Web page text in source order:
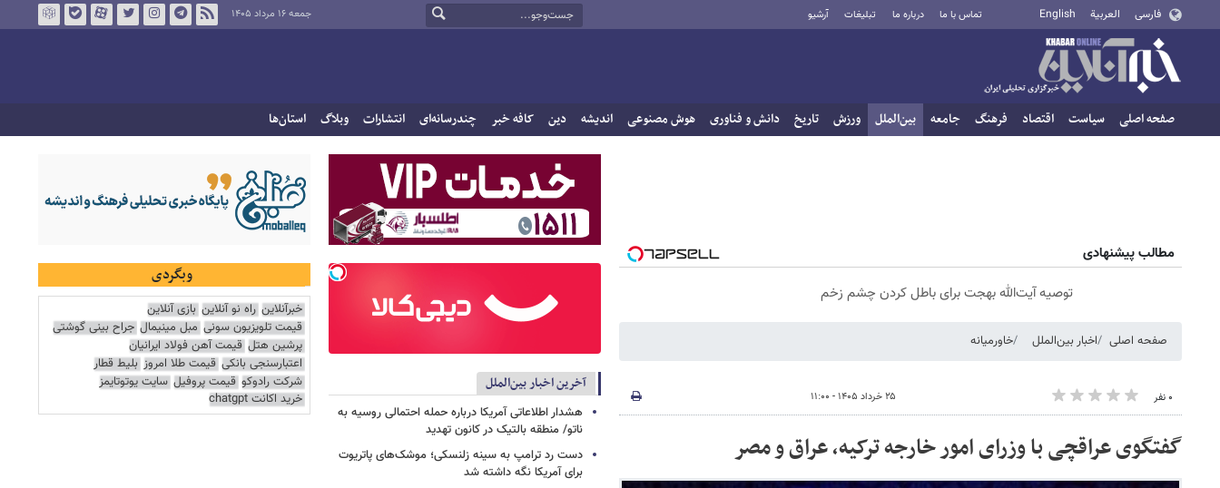
فارسی العربية English تماس با ما درباره ما تبلیغات آرشیو جمعه ۱۶ مرداد ۱۴۰۵
صفحه اصلی سیاست اقتصاد فرهنگ جامعه بین‌الملل ورزش تاریخ دانش و فناوری هوش مصنوعی اندیشه دین کافه خبر چندرسانه‌ای انتشارات وبلاگ استان‌ها
مطالب پیشنهادی
توصیه آیت‌الله بهجت برای باطل کردن چشم زخم
صفحه اصلی اخبار بین‌الملل خاورمیانه
۰ نفر ۲۵ خرداد ۱۴۰۵ - ۱۱:۰۰
گفتگوی عراقچی با وزرای امور خارجه ترکیه، عراق و مصر
آخرین اخبار بین‌الملل
هشدار اطلاعاتی آمریکا درباره حمله احتمالی روسیه به
ناتو/ منطقه بالتیک در کانون تهدید
دست رد ترامپ به سینه زلنسکی؛ موشک‌های پاتریوت
برای آمریکا نگه داشته شد
وبگردی
خبرآنلاین راه نو آنلاین بازی آنلاین
قیمت تلویزیون سونی مبل مینیمال جراح بینی گوشتی
پرشین هتل قیمت آهن فولاد ایرانیان
اعتبارسنجی بانکی قیمت طلا امروز بلیط قطار
شرکت رادوکو قیمت پروفیل سایت یوتوتایمز
خرید اکانت chatgpt